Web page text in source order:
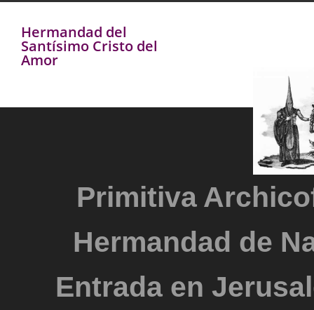
Hermandad del
Santísimo Cristo del
Amor
Primitiva
Hermandad de
Entrada en